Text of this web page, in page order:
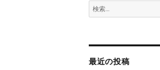
検
索:
最近の投稿